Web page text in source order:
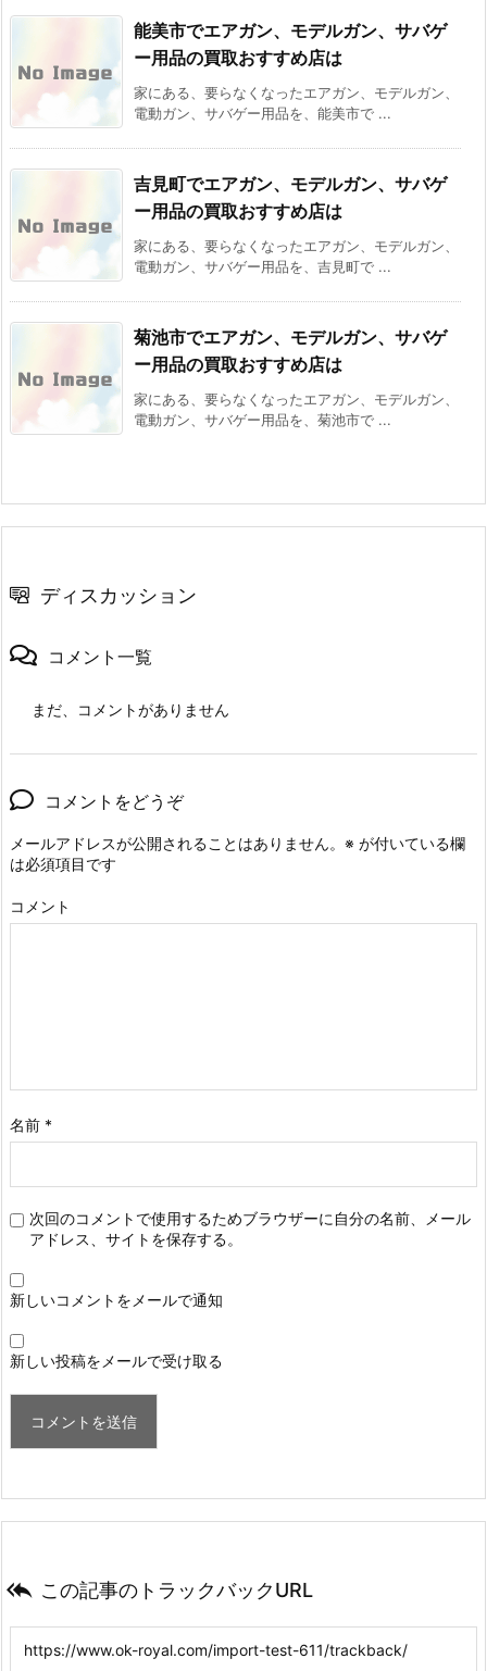
能美市でエアガン、モデルガン、サバゲ
ー用品の買取おすすめ店は
家にある、要らなくなったエアガン、モデルガン、
電動ガン、サバゲー用品を、能美市で ...
吉見町でエアガン、モデルガン、サバゲ
ー用品の買取おすすめ店は
家にある、要らなくなったエアガン、モデルガン、
電動ガン、サバゲー用品を、吉見町で ...
菊池市でエアガン、モデルガン、サバゲ
ー用品の買取おすすめ店は
家にある、要らなくなったエアガン、モデルガン、
電動ガン、サバゲー用品を、菊池市で ...
ディスカッション
コメント一覧
まだ、コメントがありません
コメントをどうぞ
メールアドレスが公開されることはありません。 ※ が付いている欄
は必須項目です
コメント
名前 *
次回のコメントで使用するためブラウザーに自分の名前、メール
アドレス、サイトを保存する。
新しいコメントをメールで通知
新しい投稿をメールで受け取る
 この記事のトラックバックURL